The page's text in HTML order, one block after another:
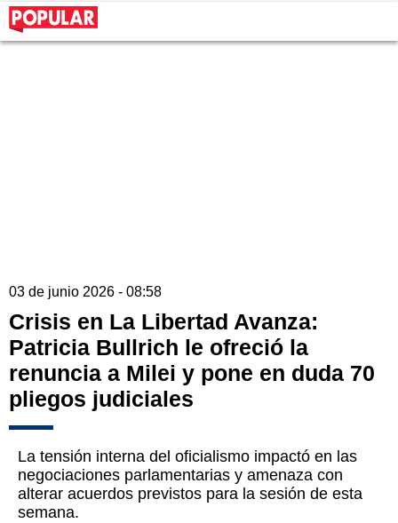
03 de junio 2026 - 08:58
Crisis en La Libertad Avanza:
Patricia Bullrich le ofreció la
renuncia a Milei y pone en duda 70
pliegos judiciales
La tensión interna del oficialismo impactó en las
negociaciones parlamentarias y amenaza con
alterar acuerdos previstos para la sesión de esta
semana.